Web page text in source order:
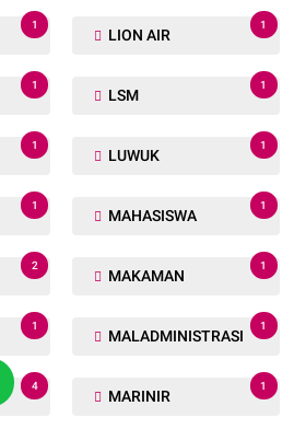
1
LION AIR
1
1
LSM
1
1
LUWUK
1
1
MAHASISWA
1
2
MAKAMAN
1
1
MALADMINISTRASI
1
4
MARINIR
1